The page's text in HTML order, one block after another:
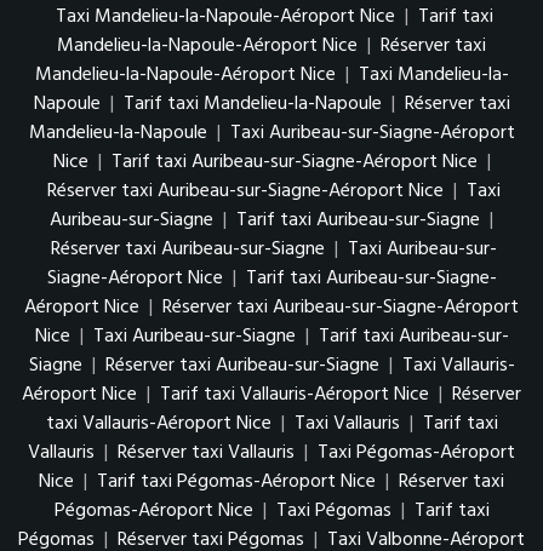
Taxi Mandelieu-la-Napoule-Aéroport Nice | Tarif taxi
Mandelieu-la-Napoule-Aéroport Nice | Réserver taxi
Mandelieu-la-Napoule-Aéroport Nice | Taxi Mandelieu-la-
Napoule | Tarif taxi Mandelieu-la-Napoule | Réserver taxi
Mandelieu-la-Napoule | Taxi Auribeau-sur-Siagne-Aéroport
Nice | Tarif taxi Auribeau-sur-Siagne-Aéroport Nice |
Réserver taxi Auribeau-sur-Siagne-Aéroport Nice | Taxi
Auribeau-sur-Siagne | Tarif taxi Auribeau-sur-Siagne |
Réserver taxi Auribeau-sur-Siagne | Taxi Auribeau-sur-
Siagne-Aéroport Nice | Tarif taxi Auribeau-sur-Siagne-
Aéroport Nice | Réserver taxi Auribeau-sur-Siagne-Aéroport
Nice | Taxi Auribeau-sur-Siagne | Tarif taxi Auribeau-sur-
Siagne | Réserver taxi Auribeau-sur-Siagne | Taxi Vallauris-
Aéroport Nice | Tarif taxi Vallauris-Aéroport Nice | Réserver
taxi Vallauris-Aéroport Nice | Taxi Vallauris | Tarif taxi
Vallauris | Réserver taxi Vallauris | Taxi Pégomas-Aéroport
Nice | Tarif taxi Pégomas-Aéroport Nice | Réserver taxi
Pégomas-Aéroport Nice | Taxi Pégomas | Tarif taxi
Pégomas | Réserver taxi Pégomas | Taxi Valbonne-Aéroport